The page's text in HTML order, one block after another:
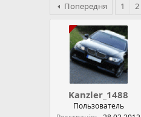
т
о
т
а
с
т
в
о
р
е
н
н
Попередня
1 2
Kanzler_1488
Пользователь